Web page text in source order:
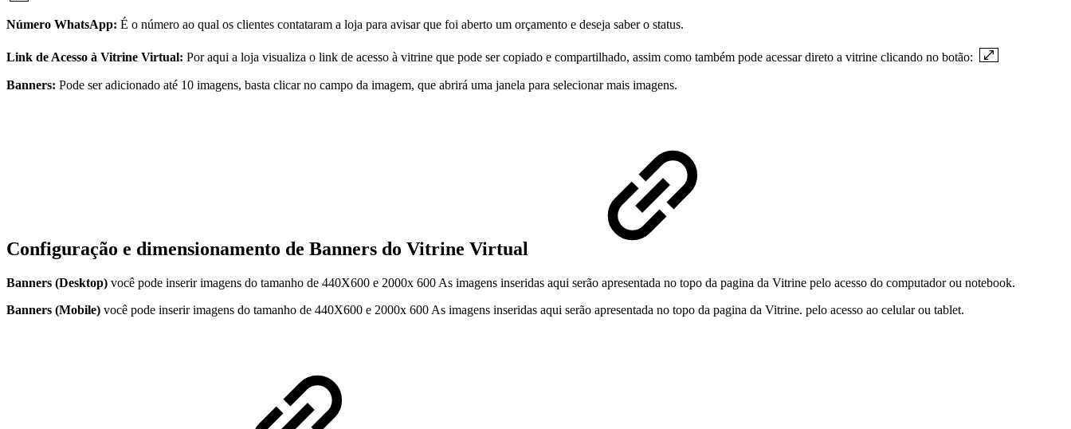
Número WhatsApp: É o número ao qual os clientes contataram a loja para avisar que foi aberto um orçamento e deseja saber o status.
Link de Acesso à Vitrine Virtual: Por aqui a loja visualiza o link de acesso à vitrine que pode ser copiado e compartilhado, assim como também pode acessar direto a vitrine clicando no botão:
Banners: Pode ser adicionado até 10 imagens, basta clicar no campo da imagem, que abrirá uma janela para selecionar mais imagens.
Configuração e dimensionamento de Banners do Vitrine Virtual
Banners (Desktop) você pode inserir imagens do tamanho de 440X600 e 2000x 600 As imagens inseridas aqui serão apresentada no topo da pagina da Vitrine pelo acesso do computador ou notebook.
Banners (Mobile) você pode inserir imagens do tamanho de 440X600 e 2000x 600 As imagens inseridas aqui serão apresentada no topo da pagina da Vitrine. pelo acesso ao celular ou tablet.